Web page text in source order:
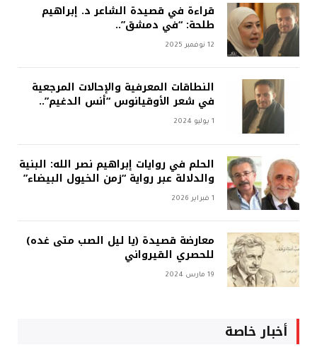
قراءة في قصيدة الشاعر د. إبراهيم
طلحة: “في دمشق”..
12 نوفمبر 2025
النطاقات المعرفية والإحالات المرجعية
في شعر الأوقيانوس “أنس الدغيم”..
1 يوليو 2024
الحلم في روايات إبراهيم نصر الله: البنية
والدلالة عبر رواية “زمن الخيول البيضاء”
1 فبراير 2026
معارضة قصيدة (يا ليل الصب متى غده)
للحصري القيرواني
19 مارس 2024
أخبار خاصة